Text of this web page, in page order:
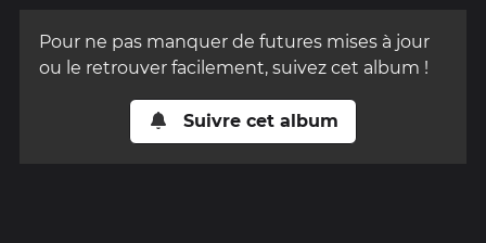
Pour ne pas manquer de futures mises à jour
ou le retrouver facilement, suivez cet album !
Suivre cet album